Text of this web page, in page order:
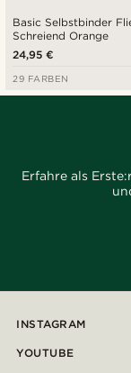
Basic Selbstbinder
Schreiend Orange
24,95 €
29 FARBEN
Erfahre als
INSTAGRAM
YOUTUBE